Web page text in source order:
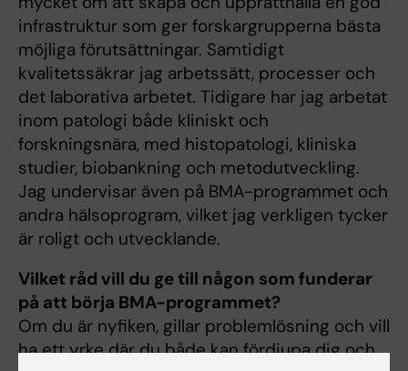
infrastruktur som ger forskargrupperna bästa
möjliga förutsättningar. Samtidigt
kvalitetssäkrar jag arbetssätt, processer och
det laborativa arbetet. Tidigare har jag arbetat
inom patologi både kliniskt och
forskningsnära, med histopatologi, kliniska
studier, biobankning och metodutveckling.
Jag undervisar även på BMA-programmet och
andra hälsoprogram, vilket jag verkligen tycker
är roligt och utvecklande.
Vilket råd vill du ge till någon som funderar
på att börja BMA-programmet?
Om du är nyfiken, gillar problemlösning och vill
ha ett yrke där du både kan fördjupa dig och